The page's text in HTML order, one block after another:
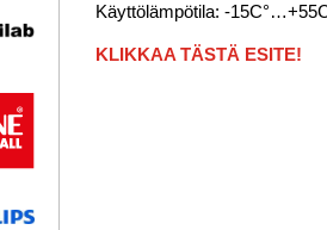
Käyttölämpötila: -
KLIKKAA TÄSTÄ ESITE!